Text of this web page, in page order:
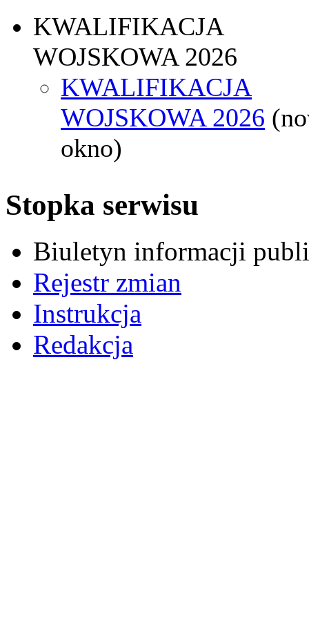
KWALIFIKACJA
WOJSKOWA 2026
KWALIFIKACJA
WOJSKOWA 2026
okno)
Stopka serwisu
Biuletyn informacji
Rejestr zmian
Instrukcja
Redakcja